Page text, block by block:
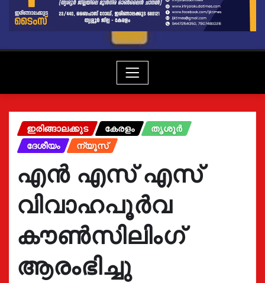
ഇരിങ്ങാലക്കുട കേരളം
തൃശൂർ
ദേശീയം
ന്യൂസ്
എൻ എസ്‌ എസ്‌
വിവാഹപൂർവ
കൗൺസിലിംഗ്
ആരംഭിച്ചു